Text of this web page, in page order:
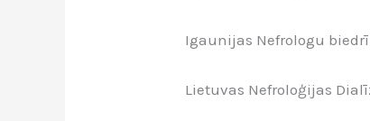
Igaunijas Nefrologu
Lietuvas Nefroloģijas